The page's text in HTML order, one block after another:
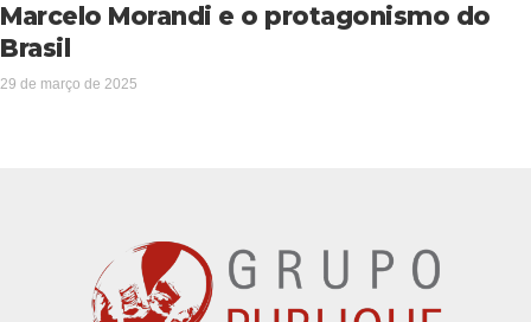
Marcelo Morandi e o protagonismo do
Brasil
29 de março de 2025